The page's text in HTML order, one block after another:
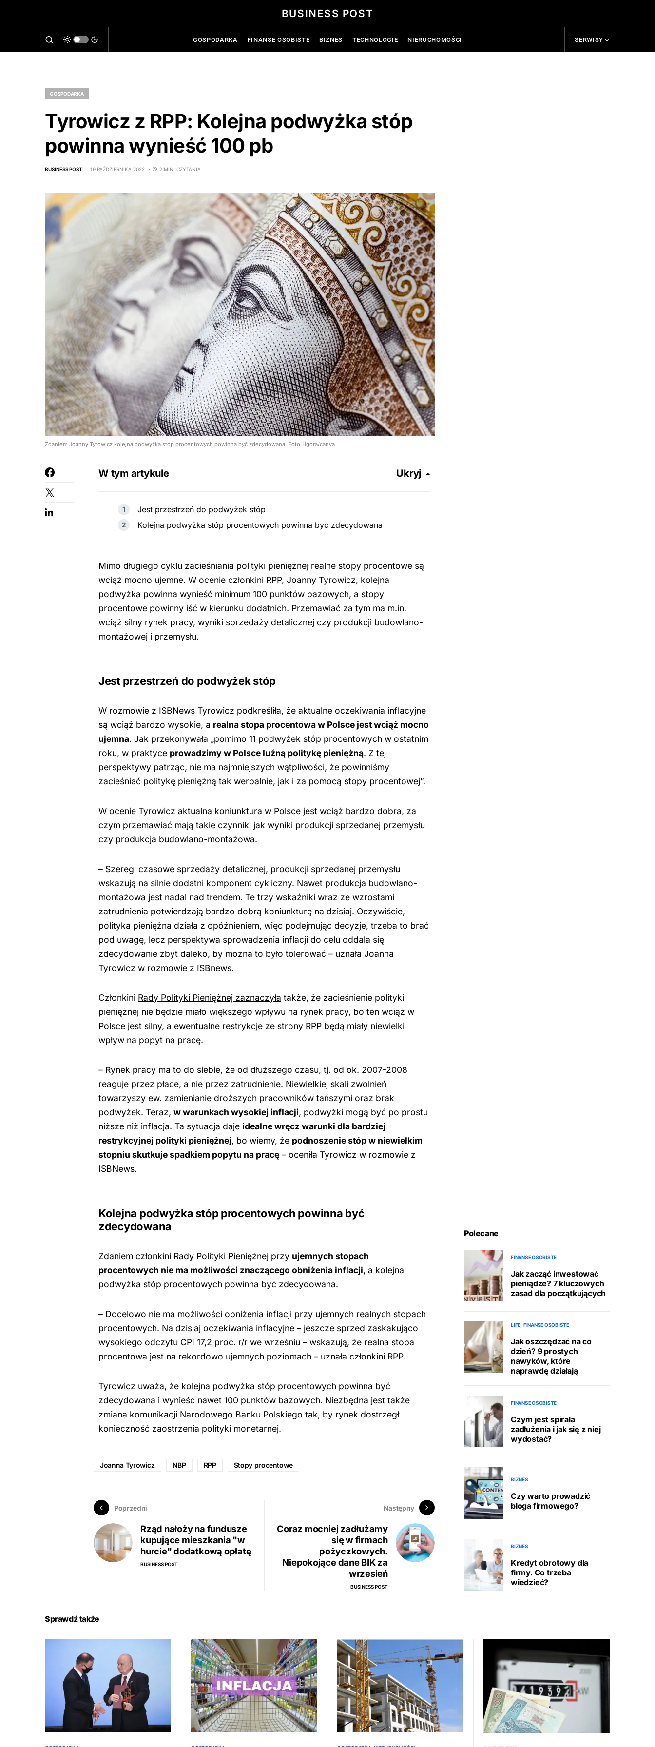
BUSINESS POST
GOSPODARKA FINANSE OSOBISTE BIZNES TECHNOLOGIE NIERUCHOMOŚCI SERWISY
GOSPODARKA
Tyrowicz z RPP: Kolejna podwyżka stóp
powinna wynieść 100 pb
BUSINESS POST 19 PAŹDZIERNIKA 2022 2 MIN. CZYTANIA
Zdaniem Joanny Tyrowicz kolejna podwyżka stóp procentowych powinna być zdecydowana. Foto; ligora/canva
W tym artykule Ukryj
Jest przestrzeń do podwyżek stóp
Kolejna podwyżka stóp procentowych powinna być zdecydowana
Mimo długiego cyklu zacieśniania polityki pieniężnej realne stopy procentowe są
wciąż mocno ujemne. W ocenie członkini RPP, Joanny Tyrowicz, kolejna
podwyżka powinna wynieść minimum 100 punktów bazowych, a stopy
procentowe powinny iść w kierunku dodatnich. Przemawiać za tym ma m.in.
wciąż silny rynek pracy, wyniki sprzedaży detalicznej czy produkcji budowlano-
montażowej i przemysłu.
Jest przestrzeń do podwyżek stóp
W rozmowie z ISBNews Tyrowicz podkreśliła, że aktualne oczekiwania inflacyjne
są wciąż bardzo wysokie, a realna stopa procentowa w Polsce jest wciąż mocno
ujemna. Jak przekonywała „pomimo 11 podwyżek stóp procentowych w ostatnim
roku, w praktyce prowadzimy w Polsce luźną politykę pieniężną. Z tej
perspektywy patrząc, nie ma najmniejszych wątpliwości, że powinniśmy
zacieśniać politykę pieniężną tak werbalnie, jak i za pomocą stopy procentowej”.
W ocenie Tyrowicz aktualna koniunktura w Polsce jest wciąż bardzo dobra, za
czym przemawiać mają takie czynniki jak wyniki produkcji sprzedanej przemysłu
czy produkcja budowlano-montażowa.
– Szeregi czasowe sprzedaży detalicznej, produkcji sprzedanej przemysłu
wskazują na silnie dodatni komponent cykliczny. Nawet produkcja budowlano-
montażowa jest nadal nad trendem. Te trzy wskaźniki wraz ze wzrostami
zatrudnienia potwierdzają bardzo dobrą koniunkturę na dzisiaj. Oczywiście,
polityka pieniężna działa z opóźnieniem, więc podejmując decyzje, trzeba to brać
pod uwagę, lecz perspektywa sprowadzenia inflacji do celu oddala się
zdecydowanie zbyt daleko, by można to było tolerować – uznała Joanna
Tyrowicz w rozmowie z ISBnews.
Członkini Rady Polityki Pieniężnej zaznaczyła także, że zacieśnienie polityki
pieniężnej nie będzie miało większego wpływu na rynek pracy, bo ten wciąż w
Polsce jest silny, a ewentualne restrykcje ze strony RPP będą miały niewielki
wpływ na popyt na pracę.
– Rynek pracy ma to do siebie, że od dłuższego czasu, tj. od ok. 2007-2008
reaguje przez płace, a nie przez zatrudnienie. Niewielkiej skali zwolnień
towarzyszy ew. zamienianie droższych pracowników tańszymi oraz brak
podwyżek. Teraz, w warunkach wysokiej inflacji, podwyżki mogą być po prostu
niższe niż inflacja. Ta sytuacja daje idealne wręcz warunki dla bardziej
restrykcyjnej polityki pieniężnej, bo wiemy, że podnoszenie stóp w niewielkim
stopniu skutkuje spadkiem popytu na pracę – oceniła Tyrowicz w rozmowie z
ISBNews.
Kolejna podwyżka stóp procentowych powinna być
zdecydowana
Zdaniem członkini Rady Polityki Pieniężnej przy ujemnych stopach
procentowych nie ma możliwości znaczącego obniżenia inflacji, a kolejna
podwyżka stóp procentowych powinna być zdecydowana.
– Docelowo nie ma możliwości obniżenia inflacji przy ujemnych realnych stopach
procentowych. Na dzisiaj oczekiwania inflacyjne – jeszcze sprzed zaskakująco
wysokiego odczytu CPI 17,2 proc. r/r we wrześniu – wskazują, że realna stopa
procentowa jest na rekordowo ujemnych poziomach – uznała członkini RPP.
Tyrowicz uważa, że kolejna podwyżka stóp procentowych powinna być
zdecydowana i wynieść nawet 100 punktów bazowych. Niezbędna jest także
zmiana komunikacji Narodowego Banku Polskiego tak, by rynek dostrzegł
konieczność zaostrzenia polityki monetarnej.
Joanna Tyrowicz NBP RPP Stopy procentowe
Poprzedni
Rząd nałoży na fundusze
kupujące mieszkania "w
hurcie" dodatkową opłatę
BUSINESS POST
Następny
Coraz mocniej zadłużamy
się w firmach
pożyczkowych.
Niepokojące dane BIK za
wrzesień
BUSINESS POST
Polecane
FINANSE OSOBISTE
Jak zacząć inwestować
pieniądze? 7 kluczowych
zasad dla początkujących
LIFE FINANSE OSOBISTE
Jak oszczędzać na co
dzień? 9 prostych
nawyków, które
naprawdę działają
FINANSE OSOBISTE
Czym jest spirala
zadłużenia i jak się z niej
wydostać?
BIZNES
Czy warto prowadzić
bloga firmowego?
BIZNES
Kredyt obrotowy dla
firmy. Co trzeba
wiedzieć?
Sprawdź także